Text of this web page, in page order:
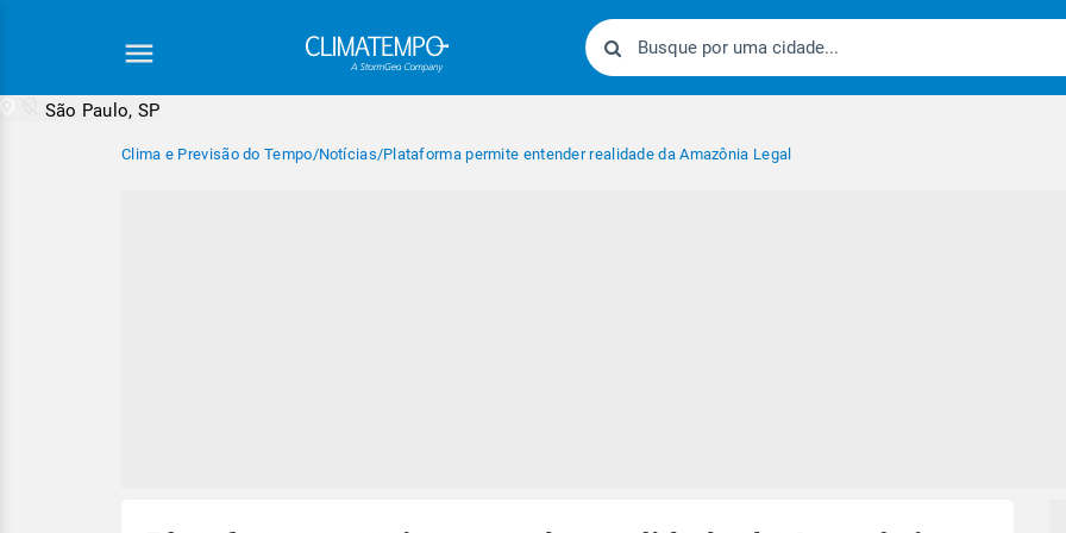
São Paulo, SP
Clima e Previsão do Tempo/Notícias/Plataforma permite entender realidade da Amazônia Legal